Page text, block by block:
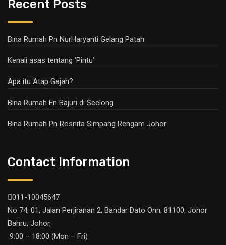
Recent Posts
Bina Rumah Pn NurHaryanti Gelang Patah
Kenali asas tentang ‘Pintu’
Apa itu Atap Gajah?
Bina Rumah En Bajuri di Seelong
Bina Rumah Pn Rosnita Simpang Rengam Johor
Contact Information
011-10045647
No 74, 01, Jalan Perjiranan 2, Bandar Dato Onn, 81100, Johor
Bahru, Johor,
9:00 – 18:00 (Mon – Fri)